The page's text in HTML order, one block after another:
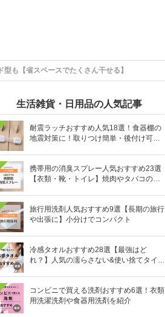
も【省スペースでたくさん干せる】
生活雑貨・日用品の人気記事
耐震ラッチおすすめ人気18選！食器棚の
地震対策に！取りつけ簡単・後付け可能
携帯用の消臭スプレー人気おすすめ23選
【衣類・靴・トイレ】焼肉やタバコのニ
旅行用洗剤人気おすすめ9選【長期の旅行
や出張に】小分けでコンパクト
冷感タオルおすすめ28選【最強はど
れ？】人気の濡らさない&使い捨てタイプ
コンビニで買える洗剤おすすめ6選！衣類
用洗濯洗剤や食器用洗剤を紹介